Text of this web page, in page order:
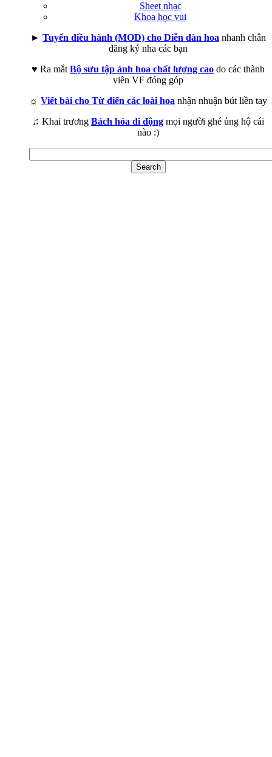
Sheet nhạc
Khoa học vui
► Tuyển điều hành (MOD) cho Diễn đàn hoa nhanh chân
đăng ký nha các bạn
♥ Ra mắt Bộ sưu tập ảnh hoa chất lượng cao do các thành
viên VF đóng góp
☼ Viết bài cho Từ điển các loài hoa nhận nhuận bút liền tay
♫ Khai trương Bách hóa di động mọi người ghé ủng hộ cái
nào :)